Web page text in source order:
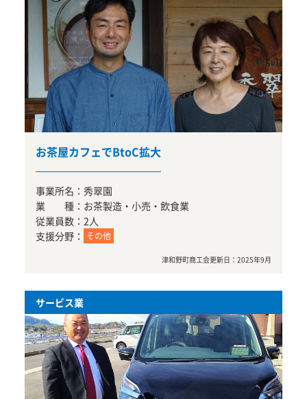
お茶屋カフェでBtoC拡大
事業所名： 秀翠園
業 種： お茶製造・小売・飲食業
従業員数： 2人
支援分野：
その他
津和野町商工会更新日： 2025年9月
サービス業